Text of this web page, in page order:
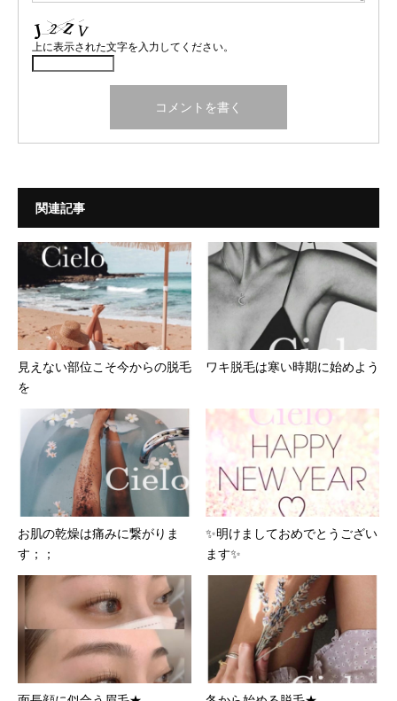
上に表示された文字を入力してください。
関連記事
見えない部位こそ今からの脱毛
を
ワキ脱毛は寒い時期に始めよう
お肌の乾燥は痛みに繋がりま
す；；
✨明けましておめでとうござい
ます✨